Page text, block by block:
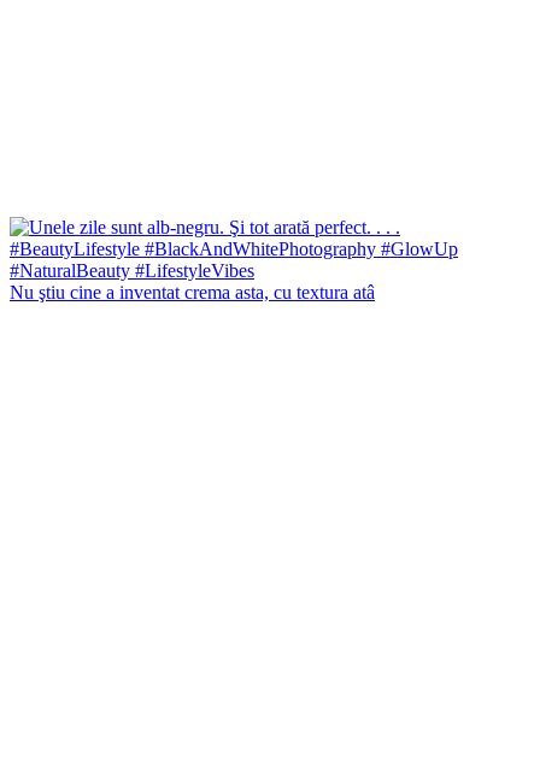
Nu ştiu cine a inventat crema asta, cu textura atâ